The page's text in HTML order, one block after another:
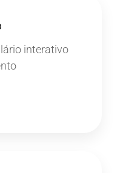
interativo